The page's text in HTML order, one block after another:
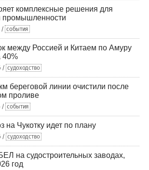
комплексные решения для
промышленности
/ события
между Россией и Китаем по Амуру
40%
/ судоходство
береговой линии очистили после
проливе
/ события
на Чукотку идет по плану
/ судоходство
на судостроительных заводах,
год